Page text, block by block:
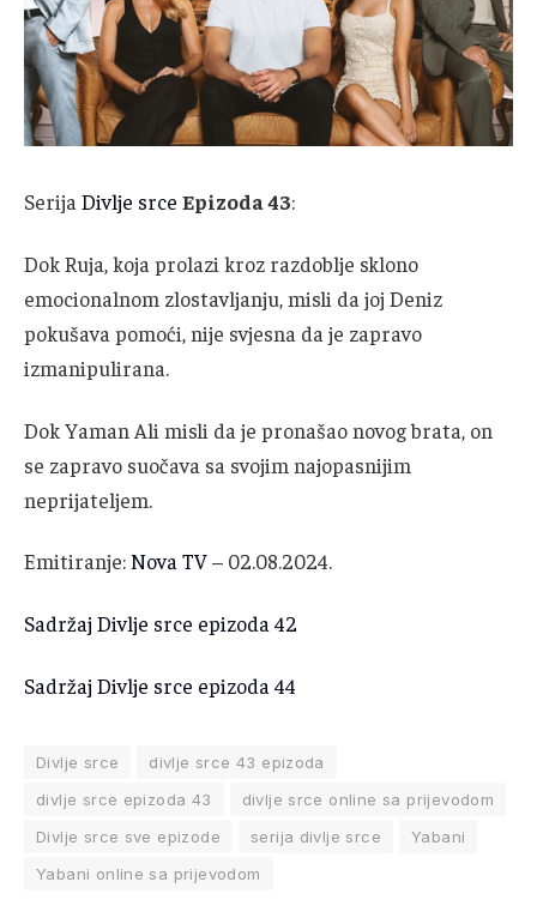
Serija Divlje srce Epizoda 43:
Dok Ruja, koja prolazi kroz razdoblje sklono
emocionalnom zlostavljanju, misli da joj Deniz
pokušava pomoći, nije svjesna da je zapravo
izmanipulirana.
Dok Yaman Ali misli da je pronašao novog brata, on
se zapravo suočava sa svojim najopasnijim
neprijateljem.
Emitiranje: Nova TV– 02.08.2024.
Sadržaj Divlje srce epizoda 42
Sadržaj Divlje srce epizoda 44
Divlje srce
divlje srce 43 epizoda
divlje srce epizoda 43
divlje srce online sa prijevodom
Divlje srce sve epizode
serija divlje srce
Yabani
Yabani online sa prijevodom